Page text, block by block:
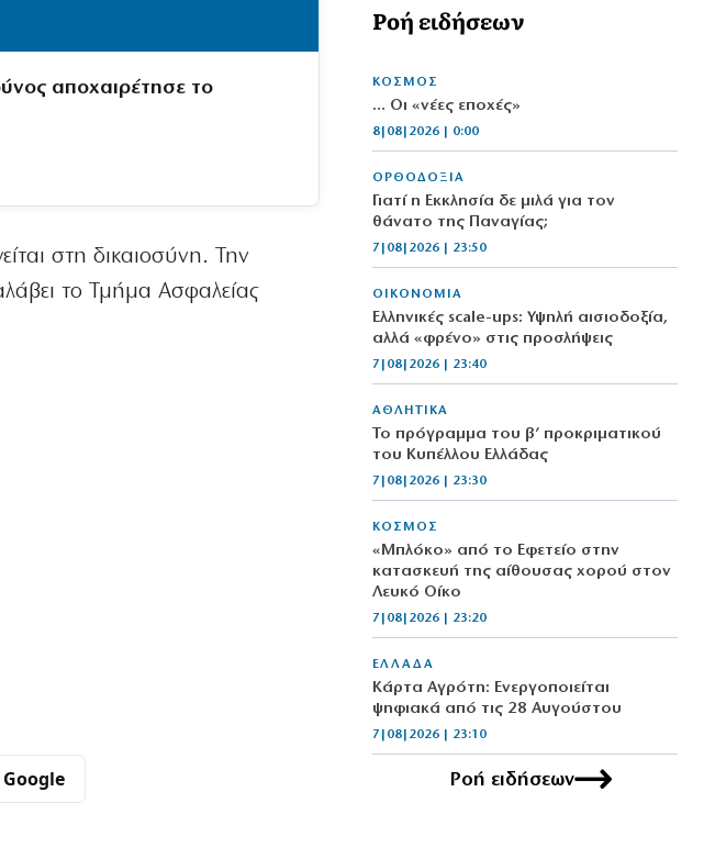
αποχαιρέτησε το
στη δικαιοσύνη. Την
το Τμήμα Ασφαλείας
Ροή ειδήσεων
ΚΟΣΜΟΣ
… Οι «νέες εποχές»
8|08|2026 | 0:00
ΟΡΘΟΔΟΞΙΑ
Γιατί η Εκκλησία δε μιλά για τον
θάνατο της Παναγίας;
7|08|2026 | 23:50
ΟΙΚΟΝΟΜΙΑ
Ελληνικές scale-ups: Υψηλή αισιοδοξία,
αλλά «φρένο» στις προσλήψεις
7|08|2026 | 23:40
ΑΘΛΗΤΙΚΑ
Το πρόγραμμα του β’ προκριματικού
του Κυπέλλου Ελλάδας
7|08|2026 | 23:30
ΚΟΣΜΟΣ
«Μπλόκο» από το Εφετείο στην
κατασκευή της αίθουσας χορού στον
Λευκό Οίκο
7|08|2026 | 23:20
ΕΛΛΑΔΑ
Κάρτα Αγρότη: Ενεργοποιείται
ψηφιακά από τις 28 Αυγούστου
7|08|2026 | 23:10
ΠΟΛΙΤΙΣΜΟΣΡοή ειδήσεων